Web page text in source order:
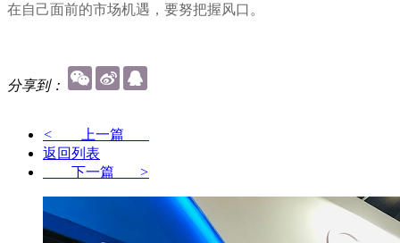
在自己面前的市场机遇，要努把握风口。
分享到：
< 上一篇
返回列表
下一篇 >